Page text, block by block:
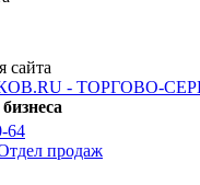
сайта
64
продаж